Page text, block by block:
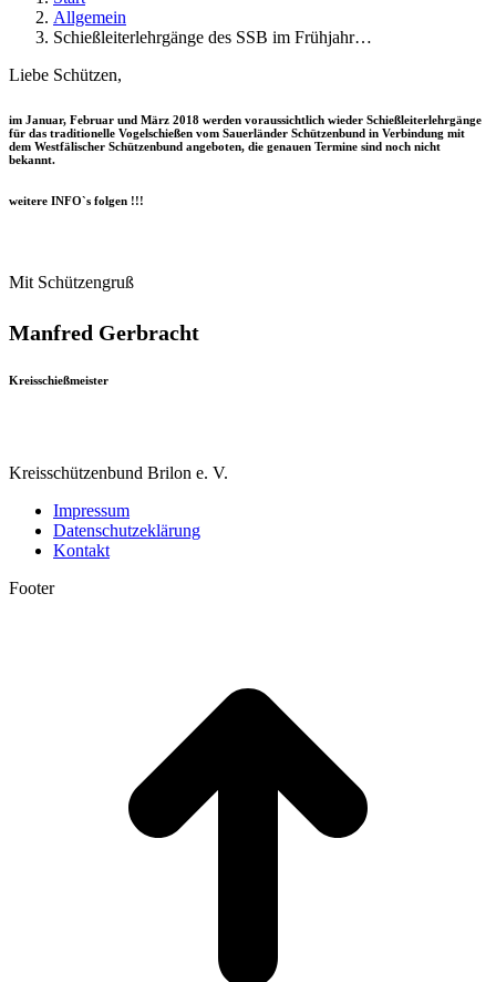
Allgemein
Schießleiterlehrgänge des SSB im Frühjahr…
Liebe Schützen,
im Januar, Februar und März 2018 werden voraussichtlich wieder Schießleiterlehrgänge
für das traditionelle Vogelschießen vom Sauerländer Schützenbund in Verbindung mit
dem Westfälischer Schützenbund angeboten, die genauen Termine sind noch nicht
bekannt.
weitere INFO`s folgen !!!
Mit Schützengruß
Manfred Gerbracht
Kreisschießmeister
Kreisschützenbund Brilon e. V.
Impressum
Datenschutzeklärung
Kontakt
Footer